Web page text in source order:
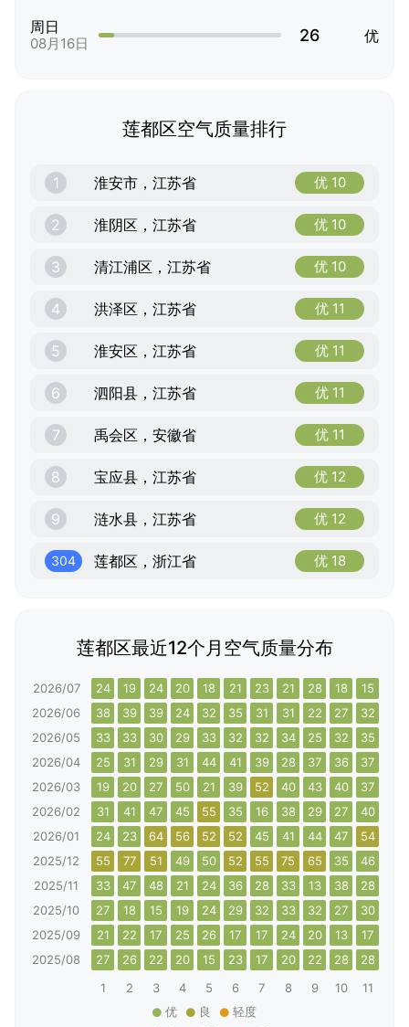
周日
08月16日 26 优
莲都区空气质量排行
1 淮安市，江苏省 优 10
2 淮阴区，江苏省 优 10
3 清江浦区，江苏省 优 10
4 洪泽区，江苏省 优 11
5 淮安区，江苏省 优 11
6 泗阳县，江苏省 优 11
7 禹会区，安徽省 优 11
8 宝应县，江苏省 优 12
9 涟水县，江苏省 优 12
304 莲都区，浙江省 优 18
莲都区最近12个月空气质量分布
2026/07 24 19 24 20 18 21 23 21 28 18 15
2026/06
38 39 39 24 32 35 31 31 22 27 32
2026/05
33 33 30 29 33 32 32 34 25 32 35
2026/04
25 31 29 31 44 41 39 28 37 36 37
2026/03
19 20 27 50 21 39 52 40 43 40 37
2026/02
31 41 47 45 55 35 16 38 29 27 40
2026/01
24 23 64 56 52 52 45 41 44 47 54
2025/12
55 77 51 49 50 52 55 75 65 35 46
2025/11
33 47 48 21 24 36 28 33 13 38 28
2025/10
27 18 15 19 24 29 32 33 32 27 30
2025/09
21 22 17 25 26 17 17 24 20 13 17
2025/08
27 26 22 20 15 23 17 20 22 28 28
1
2 3 4 5 6 7 8 9 10 11
优
良
轻度